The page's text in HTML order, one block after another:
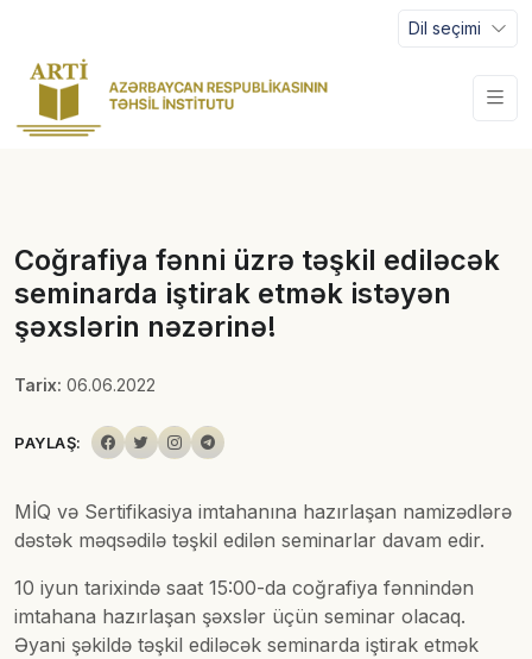
Dil seçimi
Coğrafiya fənni üzrə təşkil ediləcək
seminarda iştirak etmək istəyən
şəxslərin nəzərinə!
Tarix: 06.06.2022
PAYLAŞ:
MİQ və Sertifikasiya imtahanına hazırlaşan namizədlərə
dəstək məqsədilə təşkil edilən seminarlar davam edir.
10 iyun tarixində saat 15:00-da coğrafiya fənnindən
imtahana hazırlaşan şəxslər üçün seminar olacaq.
Əyani şəkildə təşkil ediləcək seminarda iştirak etmək